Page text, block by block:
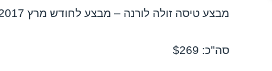
מבצע טיסה זולה לורנה – מבצע לחודש מרץ 2017!
סה"כ: $269